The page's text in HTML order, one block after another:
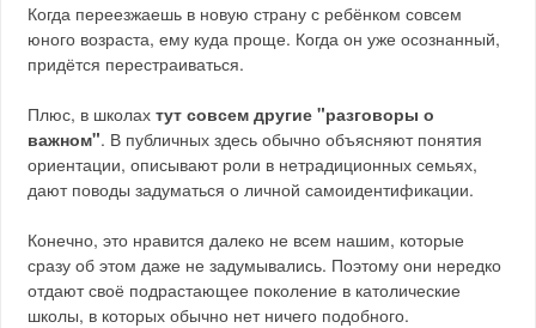
Когда переезжаешь в новую страну с ребёнком совсем
юного возраста, ему куда проще. Когда он уже осознанный,
придётся перестраиваться.
Плюс, в школахтут совсем другие "разговоры о
важном". В публичных здесь обычно объясняют понятия
ориентации, описывают роли в нетрадиционных семьях,
дают поводы задуматься о личной самоидентификации.
Конечно, это нравится далеко не всем нашим, которые
сразу об этом даже не задумывались. Поэтому они нередко
отдают своё подрастающее поколение в католические
школы, в которых обычно нет ничего подобного.